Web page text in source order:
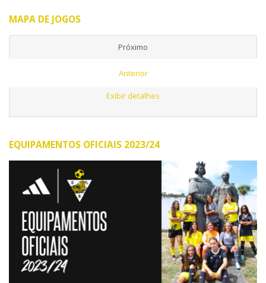
MAPA DE JOGOS
Próximo
Anterior
Exibir detalhes
EQUIPAMENTOS OFICIAIS 2023/24